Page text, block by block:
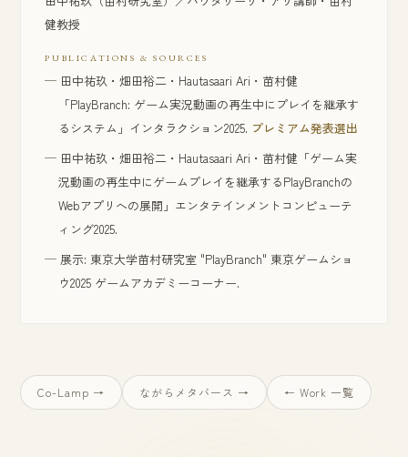
健教授
PUBLICATIONS & SOURCES
田中祐玖・畑田裕二・Hautasaari Ari・苗村健
「PlayBranch: ゲーム実況動画の再生中にプレイを継承す
るシステム」インタラクション2025. プレミアム発表選出
田中祐玖・畑田裕二・Hautasaari Ari・苗村健「ゲーム実
況動画の再生中にゲームプレイを継承するPlayBranchの
Webアプリへの展開」エンタテインメントコンピューテ
ィング2025.
展示: 東京大学苗村研究室 "PlayBranch" 東京ゲームショ
ウ2025 ゲームアカデミーコーナー.
Co-Lamp → ながらメタバース → ← Work 一覧